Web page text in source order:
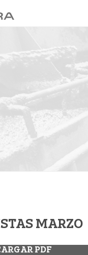
MARZO
PDF